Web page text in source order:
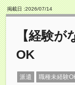
掲載日 :2026/07/14
【経験
OK
派遣 職種未経験